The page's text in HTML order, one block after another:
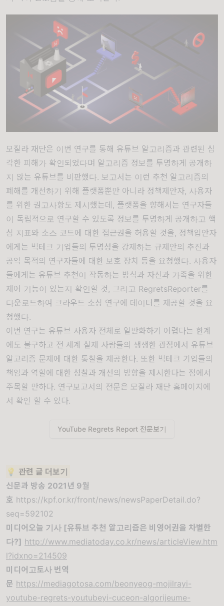
모질라 재단은 이번 연구를 통해 유튜브 알고리즘과 관련된 심
각한 피해가 확인되었다며 알고리즘 정보를 투명하게 공개하
지 않는 유튜브를 비판했다. 보고서는 이런 추천 알고리즘의
폐해를 개선하기 위해 플랫폼뿐만 아니라 정책제안자, 사용자
를 위한 권고사항도 제시했는데 , 플랫폼을 향해서는 연구자들
이 독립적으로 연구할 수 있도록 정보를 투명하게 공개하고 핵
심 지표와 소스 코드에 대한 접근권을 허용할 것을, 정책입안자
에게는 빅테크 기업들의 투명성을 강제하는 규제안의 추진과
공익 목적의 연구자들에 대한 보호 장치 등을 요청했다. 사용자
들에게는 유튜브 추천이 작동하는 방식과 자신과 가족을 위한
제어 기능이 있는지 확인할 것 , 그리고 RegretsReporter를
다운로드하여 크라우드 소싱 연구에 데이터를 제공할 것을 요
청했다.
이번 연구는 유튜브 사용자 전체로 일반화하기 어렵다는 한계
에도 불구하고 전 세계 실제 사람들의 생생한 관점에서 유튜브
알고리즘 문제에 대한 통찰을 제공한다. 또한 빅테크 기업들의
책임과 역할에 대한 성찰과 개선의 방향을 제시한다는 점에서
주목할 만하다. 연구보고서의 전문은 모질라 재단 홈페이지에
서 확인 할 수 있다.
YouTube Regrets Report 전문보기
💡 관련 글 더보기
신문과 방송 2021년 9월
호 https://kpf.or.kr/front/news/newsPaperDetail.do?
seq=592102
미디어오늘 기사 [유튜브 추천 알고리즘은 비영어권을 차별한
다?] http://www.mediatoday.co.kr/news/articleView.htm
l?idxno=214509
미디어고토사 번역
문 https://mediagotosa.com/beonyeog-mojilrayi-
youtube-regrets-youtubeyi-cuceon-algorijeume-